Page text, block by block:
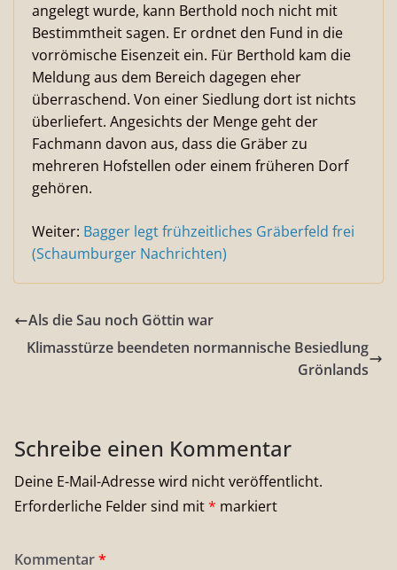
angelegt wurde, kann Berthold noch nicht mit
Bestimmtheit sagen. Er ordnet den Fund in die
vorrömische Eisenzeit ein. Für Berthold kam die
Meldung aus dem Bereich dagegen eher
überraschend. Von einer Siedlung dort ist nichts
überliefert. Angesichts der Menge geht der
Fachmann davon aus, dass die Gräber zu
mehreren Hofstellen oder einem früheren Dorf
gehören.
Weiter: Bagger legt frühzeitliches Gräberfeld frei
(Schaumburger Nachrichten)
Als die Sau noch Göttin war
Klimasstürze beendeten normannische Besiedlung
Grönlands
Schreibe einen Kommentar
Deine E-Mail-Adresse wird nicht veröffentlicht.
Erforderliche Felder sind mit* markiert
Kommentar*